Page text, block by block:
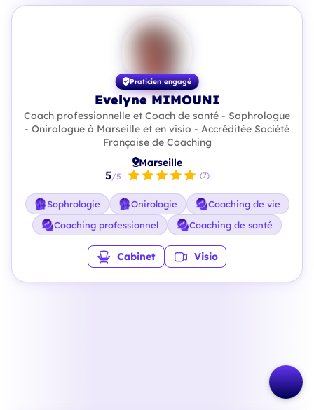
Praticien engagé
Evelyne MIMOUNI
Coach professionnelle et Coach de santé - Sophrologue
- Onirologue à Marseille et en visio - Accréditée Société
Française de Coaching
Marseille
5/5 (7)
Sophrologie Onirologie
Coaching de vie
Coaching professionnel
Coaching de santé
Cabinet Visio